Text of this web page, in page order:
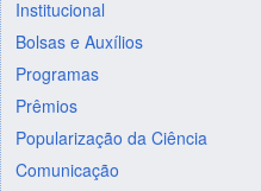
Institucional
Bolsas e Auxílios
Programas
Prêmios
Popularização da Ciência
Comunicação